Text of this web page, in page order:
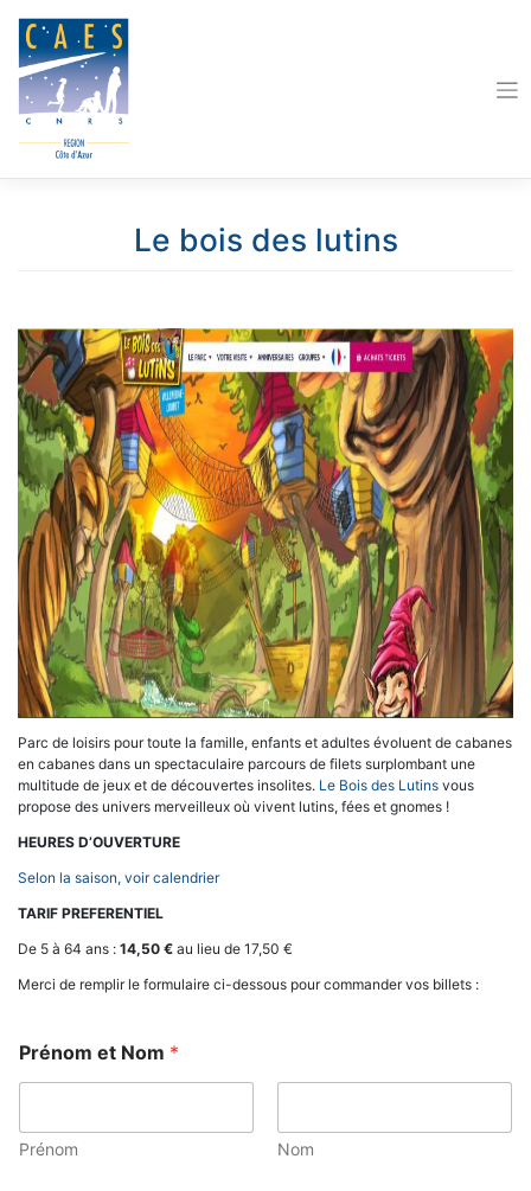
content
Le bois des lutins
Parc de loisirs pour toute la famille, enfants et adultes évoluent de cabanes
en cabanes dans un spectaculaire parcours de filets surplombant une
multitude de jeux et de découvertes insolites. Le Bois des Lutins vous
propose des univers merveilleux où vivent lutins, fées et gnomes !
HEURES D’OUVERTURE
Selon la saison, voir calendrier
TARIF PREFERENTIEL
De 5 à 64 ans : 14,50 € au lieu de 17,50 €
Merci de remplir le formulaire ci-dessous pour commander vos billets :
Prénom et Nom *
Prénom Nom